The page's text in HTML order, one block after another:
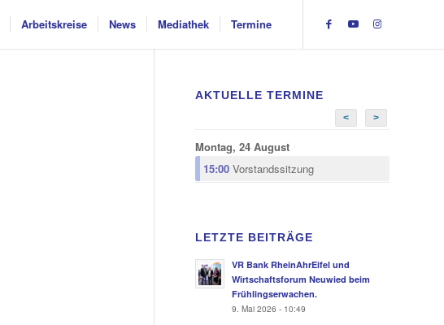
Arbeitskreise News Mediathek Termine
AKTUELLE TERMINE
< >
Montag, 24 August
15:00 Vorstandssitzung
LETZTE BEITRÄGE
VR Bank RheinAhrEifel und
Wirtschaftsforum Neuwied beim
Frühlingserwachen.
9. Mai 2026 - 10:49